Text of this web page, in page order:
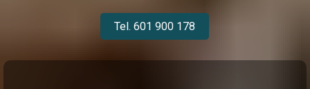
Tel. 601 900 178